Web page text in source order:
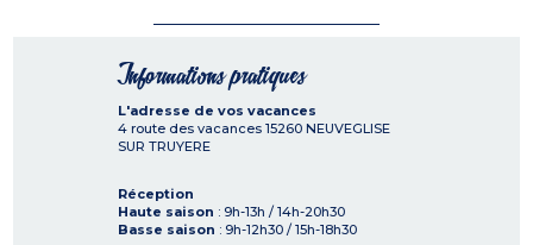
Informations pratiques
L'adresse de vos vacances
4 route des vacances 15260 NEUVEGLISE
SUR TRUYERE
Réception
Haute saison : 9h-13h / 14h-20h30
Basse saison : 9h-12h30 / 15h-18h30